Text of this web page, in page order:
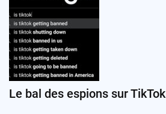
Le bal des espions sur TikTok